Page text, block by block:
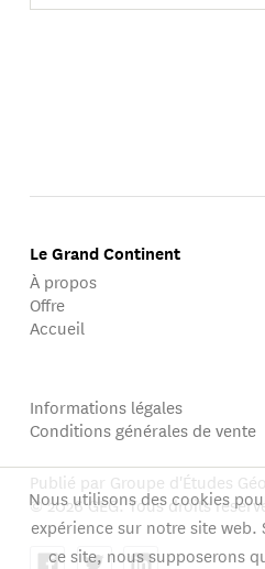
Le Grand Continent
À propos
Offre
Accueil
Informations légales
Conditions générales de vente
Publié par Groupe d'Études
© 2026 GEG. Tous droits
Nous utilisons des cookies
expérience sur notre site
ce site, nous supposerons